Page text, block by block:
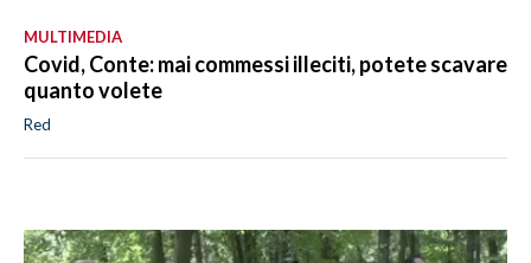
MULTIMEDIA
Covid, Conte: mai commessi illeciti, potete scavare
quanto volete
Red